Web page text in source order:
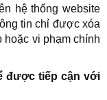
hệ thống website
tin chỉ được xóa
hoặc vi phạm chính
được tiếp cận với